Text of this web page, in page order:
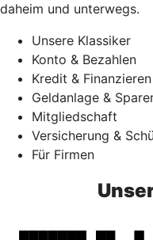
daheim und unterwegs.
Unsere Klassiker
Konto & Bezahlen
Kredit & Finanzieren
Geldanlage &
Mitgliedschaft
Versicherung &
Für Firmen